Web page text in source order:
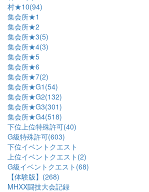
村★10(94)
集会所★1
集会所★2
集会所★3(5)
集会所★4(3)
集会所★5
集会所★6
集会所★7(2)
集会所★G1(54)
集会所★G2(132)
集会所★G3(301)
集会所★G4(518)
下位上位特殊許可(40)
G級特殊許可(603)
下位イベントクエスト
上位イベントクエスト(2)
G級イベントクエスト(68)
【体験版】(268)
MHXX闘技大会記録